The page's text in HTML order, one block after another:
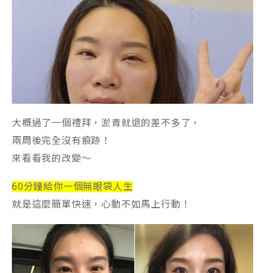
大概過了一個禮拜，淤青就退的差不多了，
兩周後完全沒有痕跡！
來看看我的改變～
60分鐘給你一個無眼袋人生
就是這麼簡單快速，心動不如馬上行動！